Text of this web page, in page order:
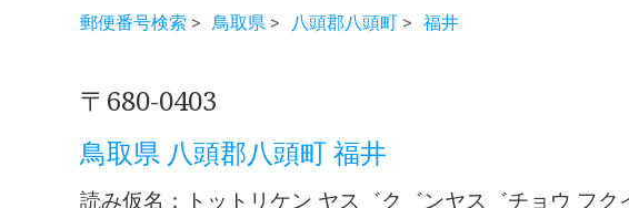
郵便番号検索 > 鳥取県 > 八頭郡八頭町 > 福井
〒680-0403
鳥取県 八頭郡八頭町 福井
読み仮名：トットリケン ヤス゛ク゛ンヤス゛チョウ フク